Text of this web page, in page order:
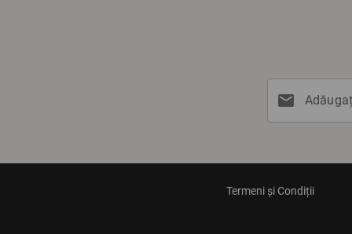
mail
Termeni și Condiții